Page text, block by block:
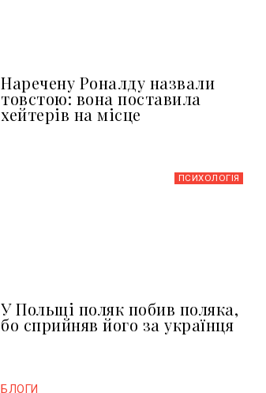
Наречену Роналду назвали
товстою: вона поставила
хейтерів на місце
ПСИХОЛОГІЯ
У Польщі поляк побив поляка,
бо сприйняв його за українця
БЛОГИ